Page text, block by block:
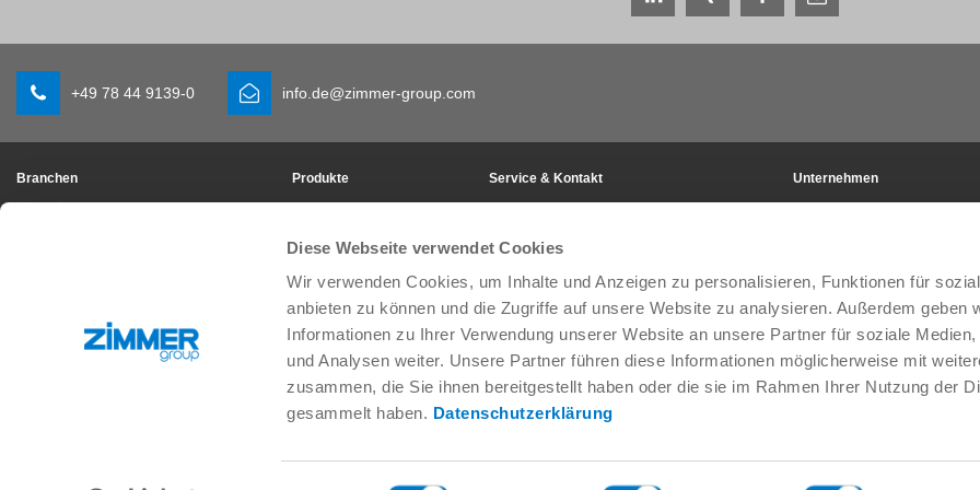
Diese Webseite verwendet Cookies
Wir verwenden Cookies, um Inhalte und Anzeigen zu personalisieren, Funktionen für
anbieten zu können und die Zugriffe auf unsere Website zu analysieren. Außerdem geben
Informationen zu Ihrer Verwendung unserer Website an unsere Partner für soziale Medien,
und Analysen weiter. Unsere Partner führen diese Informationen möglicherweise mit
zusammen, die Sie ihnen bereitgestellt haben oder die sie im Rahmen Ihrer Nutzung der
gesammelt haben. Datenschutzerklärung
+49 78 44 9139-0 info.de@zimmer-group.com
Branchen
Mobilität
Robotiklösungen
Produkte
Neuheiten
Systemlösungen
Verfahrenstechnik
SOFT CLOSE
Digital Services
Produktfinder
Service & Kontakt
Ansprechpartner weltweit
Kontaktformular
Pre-Sales
Service
Datenbereitstellung / Downloads
Anfahrt
Unternehmen
THE KNOW-HOW FACTORY
Messen & Events
News
Qualitäts- Energie- und
Awards